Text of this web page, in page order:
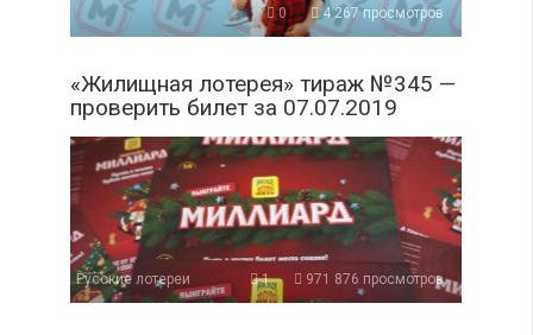
0
4 267 просмотров
«Жилищная лотерея» тираж №345 —
проверить билет за 07.07.2019
Русские лотереи 1 971 876 просмотров